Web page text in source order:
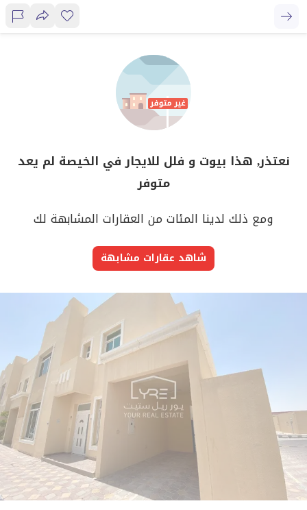
نعتذر, هذا بيوت و فلل للايجار في الخيصة لم يعد
متوفر
ومع ذلك لدينا المئات من العقارات المشابهة لك
شاهد عقارات مشابهة